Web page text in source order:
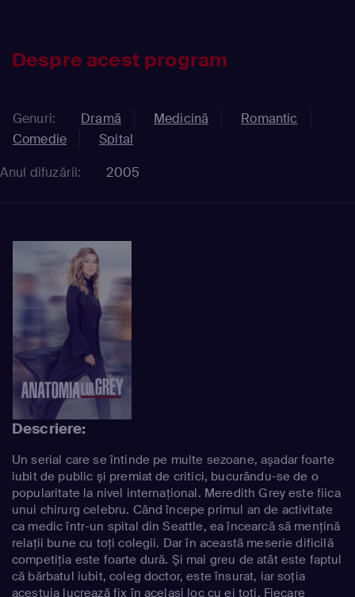
Despre acest program
Genuri: Dramă Medicină
Romantic
Comedie
Spital
Anul difuzării:
2005
Descriere:
Un serial care se întinde pe multe sezoane, aşadar foarte
iubit de public şi premiat de critici, bucurându-se de o
popularitate la nivel internaţional. Meredith Grey este fiica
unui chirurg celebru. Când începe primul an de activitate
ca medic într-un spital din Seattle, ea încearcă să menţină
relaţii bune cu toţi colegii. Dar în această meserie dificilă
competiţia este foarte dură. Şi mai greu de atât este faptul
că bărbatul iubit, coleg doctor, este însurat, iar soţia
acestuia lucrează fix în acelaşi loc cu ei toţi. Fiecare